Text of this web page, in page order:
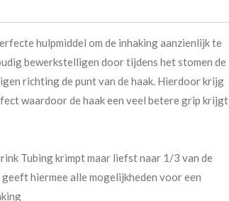
hulpmiddel om de inhaking aanzienlijk te
bewerkstelligen door tijdens het stomen de
richting de punt van de haak. Hierdoor krijg
waardoor de haak een veel betere grip krijgt
Tubing krimpt maar liefst naar 1/3 van de
hiermee alle mogelijkheden voor een